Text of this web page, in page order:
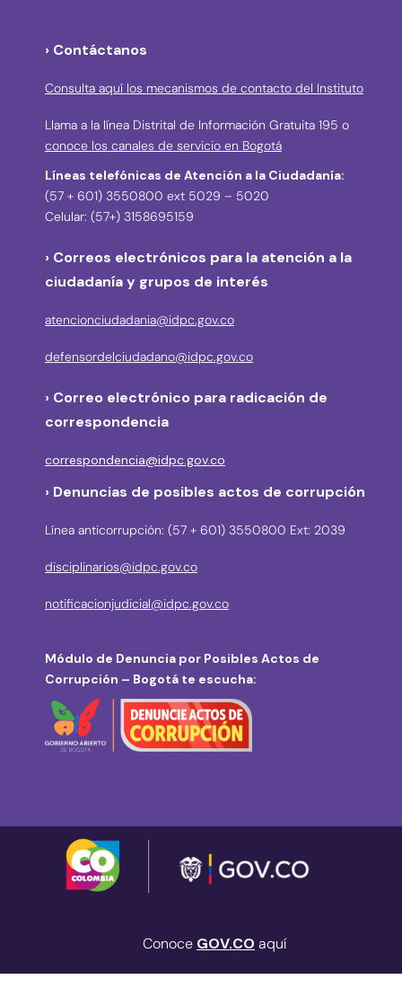
› Contáctanos
Consulta aquí los mecanismos de contacto del Instituto
Llama a la línea Distrital de Información Gratuita 195 o
conoce los canales de servicio en Bogotá
Líneas telefónicas de Atención a la Ciudadanía:
(57 + 601) 3550800 ext 5029 – 5020
Celular: (57+) 3158695159
› Correos electrónicos para la atención a la
ciudadanía y grupos de interés
atencionciudadania@idpc.gov.co
defensordelciudadano@idpc.gov.co
› Correo electrónico para radicación de
correspondencia
correspondencia@idpc.gov.co
› Denuncias de posibles actos de corrupción
Línea anticorrupción: (57 + 601) 3550800 Ext: 2039
disciplinarios@idpc.gov.co
notificacionjudicial@idpc.gov.co
Módulo de Denuncia por Posibles Actos de
Corrupción – Bogotá te escucha:
Conoce GOV.CO aquí